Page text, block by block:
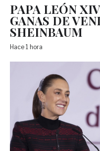
PAPA LEÓN
GANAS DE
SHEINBAUM
Hace 1 hora